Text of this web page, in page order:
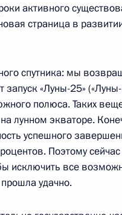
активного
страница в
спутника: мы
«Луны-25»
полюса. Таких
лунном экваторе.
успешного
Поэтому
исключить все
удачно.